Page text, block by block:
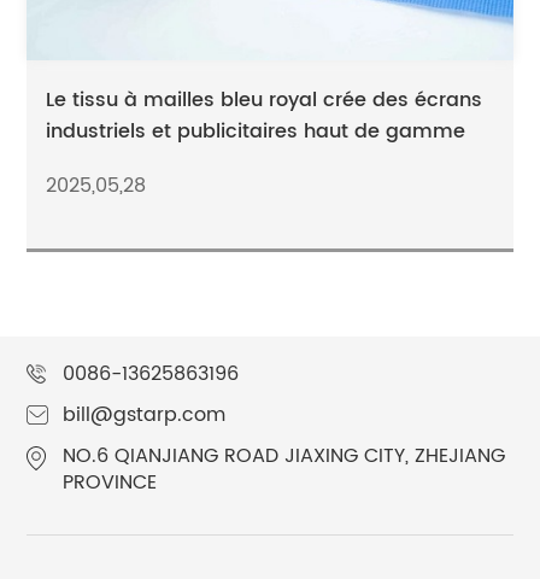
Le tissu à mailles bleu royal crée des écrans
industriels et publicitaires haut de gamme
2025,05,28
0086-13625863196
bill@gstarp.com
NO.6 QIANJIANG ROAD JIAXING CITY, ZHEJIANG
PROVINCE